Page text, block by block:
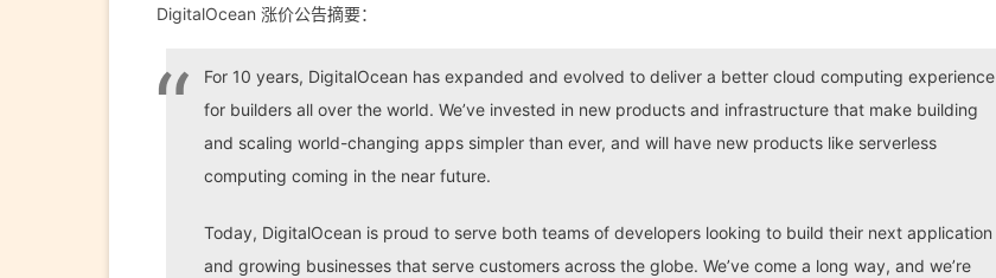
DigitalOcean 涨价公告摘要：
For 10 years, DigitalOcean has expanded and evolved to deliver a better cloud computing experience
for builders all over the world. We’ve invested in new products and infrastructure that make building
and scaling world-changing apps simpler than ever, and will have new products like serverless
computing coming in the near future.
Today, DigitalOcean is proud to serve both teams of developers looking to build their next application
and growing businesses that serve customers across the globe. We’ve come a long way, and we’re